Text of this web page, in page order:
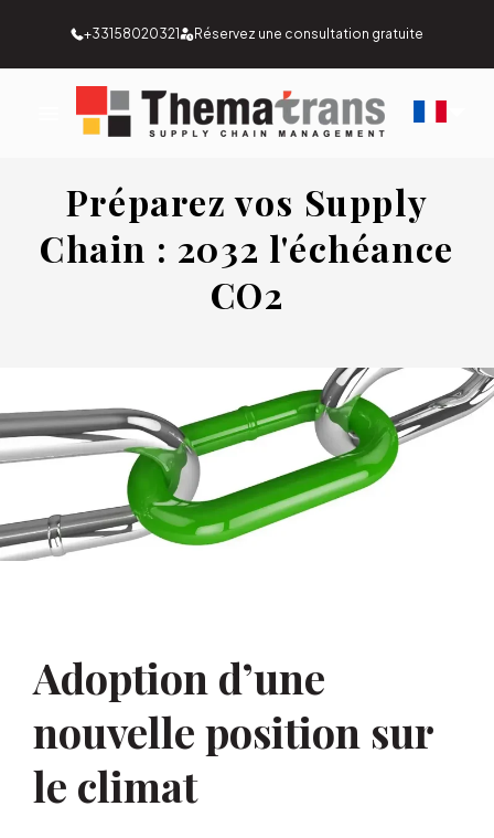
+33158020321 Réservez une consultation gratuite
Préparez vos Supply
Chain : 2032 l'échéance
CO2
Adoption d’une
nouvelle position sur
le climat